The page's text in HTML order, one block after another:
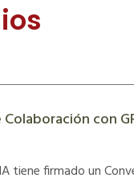
con
tiene firmado un